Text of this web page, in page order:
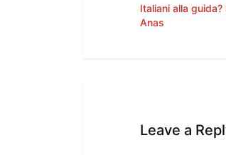
Italiani alla
Anas
Leave a